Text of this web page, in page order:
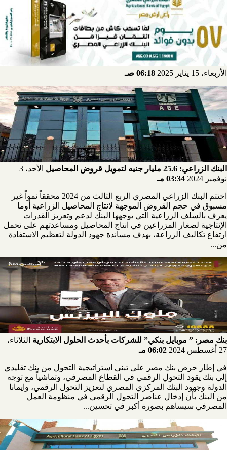
الأربعاء، 15 يناير 2025 06:18 صـ
البنك الزراعي: 25.6 مليار جنيه لتمويل قروض المحاصيل
الأحد، 3
نوفمبر 2024
03:34 مـ
اختتم البنك الزراعي المصري الربع الثالث من 2024 محققاً نمواً غير
مسبوق في حجم القروض الموجهة لانتاج المحاصيل الزراعية أوما
يعرف بالسلف الزراعية التي يوجهها البنك لدعم وتعزيز القدرات
الإنتاجية لصغار المزراعين في انتاج المحاصيل ومساعدتهم على تحمل
ارتفاع تكاليف الزراعة، بهدف مساندة جهود الدولة لتعظيم الاستفادة
من...
بنك مصر: ” موبايل بنكي” للشركات بأحدث الحلول الابتكارية الثلاثاء،
27 أغسطس 2024
06:02 مـ
في إطار حرص بنك مصر على تبني استراتيجية التحول من بنك تقليدي
إلى بنك يقود التحول الرقمي في القطاع المصرفي، وتماشياً مع توجه
الدولة وجهود البنك المركزي المصري لتعزيز التحول الرقمي، وايمانا
من البنك بأن إدخال عناصر التحول الرقمي في منظومة العمل
المصرفي سيساهم بصورة أكبر في تحسين...